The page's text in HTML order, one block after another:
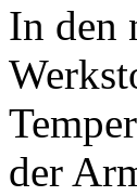
In den
der